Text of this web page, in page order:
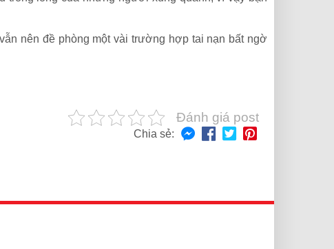
nên đề phòng một vài trường hợp tai nạn bất ngờ
Đánh giá post
Chia sẻ: